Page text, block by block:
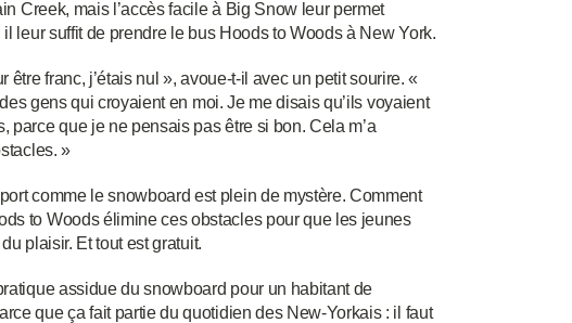
Creek, mais l’accès facile à Big Snow leur permet
leur suffit de prendre le bus Hoods to Woods à New York.
franc, j’étais nul », avoue-t-il avec un petit sourire. «
gens qui croyaient en moi. Je me disais qu’ils voyaient
que je ne pensais pas être si bon. Cela m’a
»
comme le snowboard est plein de mystère. Comment
to Woods élimine ces obstacles pour que les jeunes
plaisir. Et tout est gratuit.
assidue du snowboard pour un habitant de
que ça fait partie du quotidien des New-Yorkais : il faut